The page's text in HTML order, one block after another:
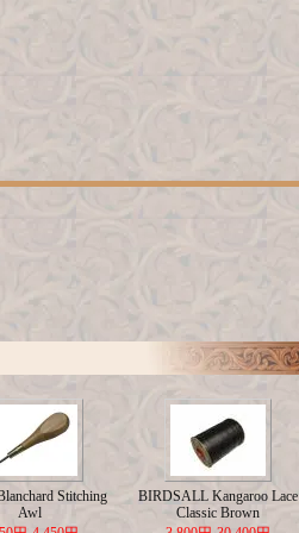
Stitching
Awl
BIRDSALL Kangaroo Lace
Classic Brown